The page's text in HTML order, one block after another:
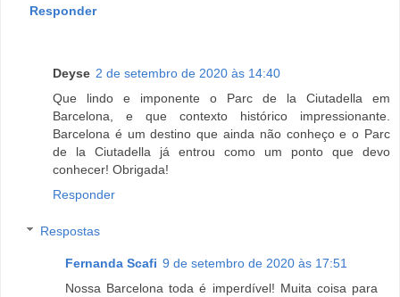
Responder
Deyse 2 de setembro de 2020 às 14:40
Que lindo e imponente o Parc de la Ciutadella em
Barcelona, e que contexto histórico impressionante.
Barcelona é um destino que ainda não conheço e o Parc
de la Ciutadella já entrou como um ponto que devo
conhecer! Obrigada!
Responder
Respostas
Fernanda Scafi 9 de setembro de 2020 às 17:51
Nossa Barcelona toda é imperdível! Muita coisa para